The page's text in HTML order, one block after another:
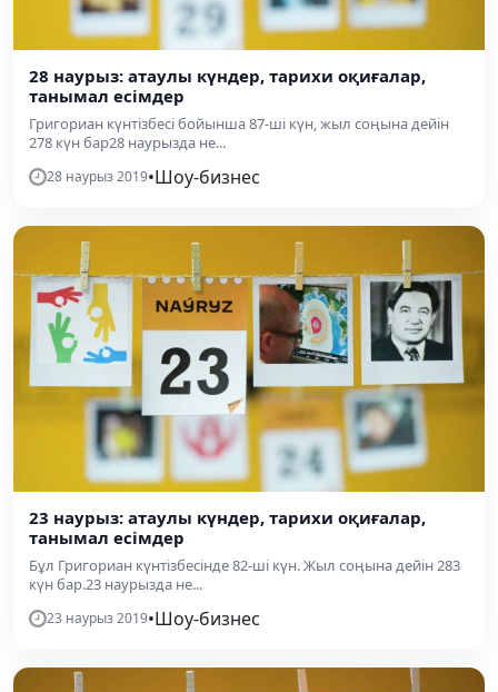
28 наурыз: атаулы күндер, тарихи оқиғалар,
танымал есімдер
Григориан күнтізбесі бойынша 87-ші күн, жыл соңына дейін
278 күн бар28 наурызда не...
28 наурыз 2019•Шоу-бизнес
23 наурыз: атаулы күндер, тарихи оқиғалар,
танымал есімдер
Бұл Григориан күнтізбесінде 82-ші күн. Жыл соңына дейін 283
күн бар.23 наурызда не...
23 наурыз 2019•Шоу-бизнес